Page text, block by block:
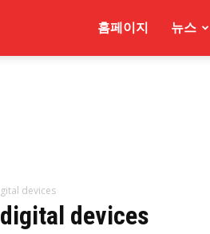
홈페이지 뉴스
devices
devices